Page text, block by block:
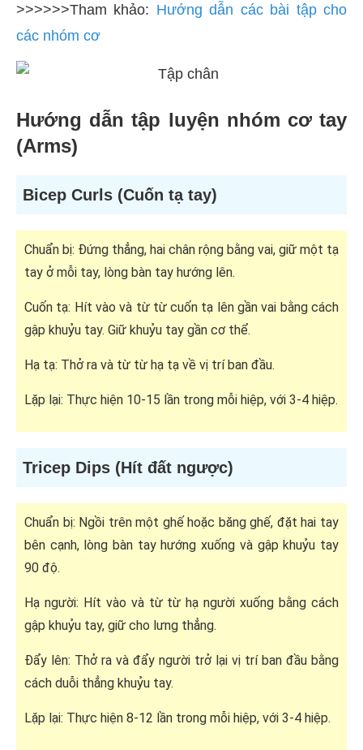
>>>>>>Tham khảo: Hướng dẫn các bài tập cho
các nhóm cơ
Hướng dẫn tập luyện nhóm cơ tay
(Arms)
Bicep Curls (Cuốn tạ tay)
Chuẩn bị: Đứng thẳng, hai chân rộng bằng vai, giữ một tạ
tay ở mỗi tay, lòng bàn tay hướng lên.
Cuốn tạ: Hít vào và từ từ cuốn tạ lên gần vai bằng cách
gập khuỷu tay. Giữ khuỷu tay gần cơ thể.
Hạ tạ: Thở ra và từ từ hạ tạ về vị trí ban đầu.
Lặp lại: Thực hiện 10-15 lần trong mỗi hiệp, với 3-4 hiệp.
Tricep Dips (Hít đất ngược)
Chuẩn bị: Ngồi trên một ghế hoặc băng ghế, đặt hai tay
bên cạnh, lòng bàn tay hướng xuống và gập khuỷu tay
90 độ.
Hạ người: Hít vào và từ từ hạ người xuống bằng cách
gập khuỷu tay, giữ cho lưng thẳng.
Đẩy lên: Thở ra và đẩy người trở lại vị trí ban đầu bằng
cách duỗi thẳng khuỷu tay.
Lặp lại: Thực hiện 8-12 lần trong mỗi hiệp, với 3-4 hiệp.